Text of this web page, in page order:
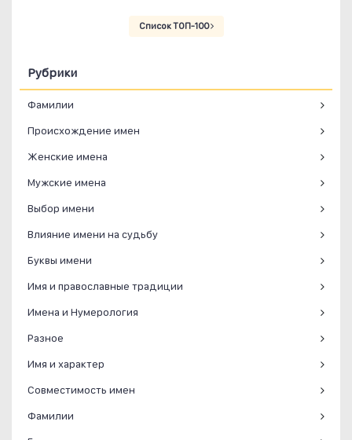
Список ТОП-100
Рубрики
Фамилии
Происхождение имен
Женские имена
Мужские имена
Выбор имени
Влияние имени на судьбу
Буквы имени
Имя и православные традиции
Имена и Нумерология
Разное
Имя и характер
Совместимость имен
Фамилии